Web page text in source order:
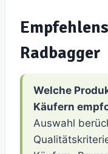
Radbagger
Welche
Käufern
Auswahl